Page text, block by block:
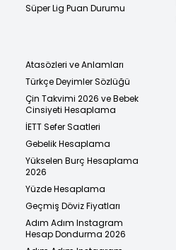
Süper Lig Puan Durumu
Atasözleri ve Anlamları
Türkçe Deyimler Sözlüğü
Çin Takvimi 2026 ve Bebek
Cinsiyeti Hesaplama
İETT Sefer Saatleri
Gebelik Hesaplama
Yükselen Burç Hesaplama
2026
Yüzde Hesaplama
Geçmiş Döviz Fiyatları
Adım Adım Instagram
Hesap Dondurma 2026